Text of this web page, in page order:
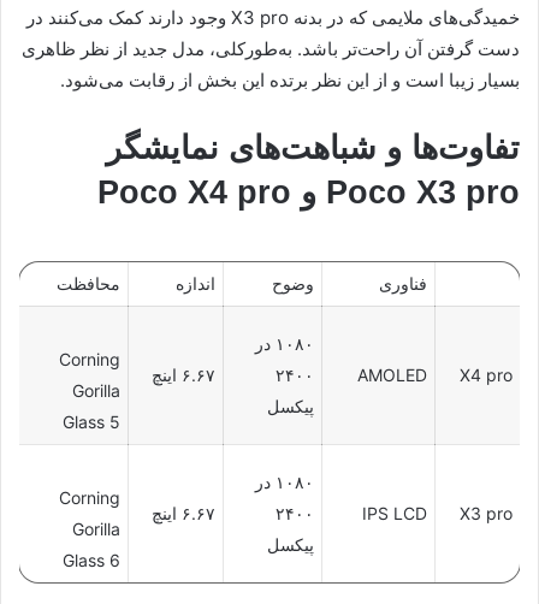
خمیدگی‌های ملایمی که در بدنه X3 pro وجود دارند کمک می‌کنند در
دست گرفتن آن راحت‌تر باشد. به‌طورکلی، مدل جدید از نظر ظاهری
بسیار زیبا است و از این نظر برتده این بخش از رقابت می‌شود.
تفاوت‌ها و شباهت‌های نمایشگر
Poco X3 pro و Poco X4 pro
فناوری وضوح اندازه محافظت
X4 pro
AMOLED
۱۰۸۰ در
۲۴۰۰
پیکسل
۶.۶۷ اینچ
Corning
Gorilla
Glass 5
X3 pro
IPS LCD
۱۰۸۰ در
۲۴۰۰
پیکسل
۶.۶۷ اینچ
Corning
Gorilla
Glass 6